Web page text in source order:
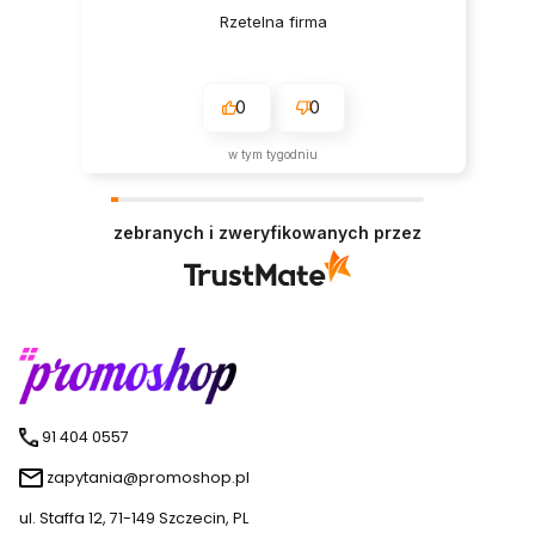
Rzetelna firma
0 0
w tym tygodniu
zebranych i zweryfikowanych przez
91 404 0557
zapytania@promoshop.pl
ul. Staffa 12, 71-149 Szczecin, PL